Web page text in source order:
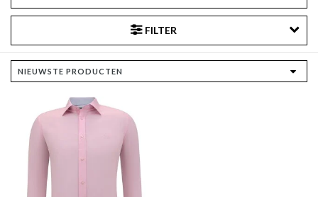
FILTER